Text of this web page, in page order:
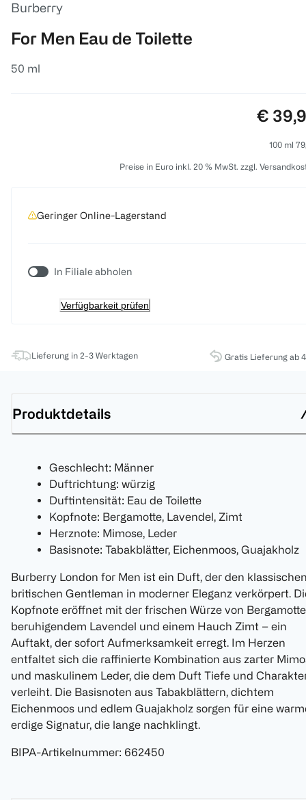
Burberry
For Men Eau de Toilette
50 ml
Preis:
€
100 ml
Preise in Euro inkl. 20 % MwSt. zzgl.
Geringer Online-Lagerstand
In Filiale abholen
Verfügbarkeit prüfen
Lieferung in 2-3 Werktagen Gratis Lieferung ab
Produktdetails
Geschlecht: Männer
Duftrichtung: würzig
Duftintensität: Eau de Toilette
Kopfnote: Bergamotte, Lavendel, Zimt
Herznote: Mimose, Leder
Basisnote: Tabakblätter, Eichenmoos, Guajakholz
Burberry London for Men ist ein Duft, der den
britischen Gentleman in moderner Eleganz verkörpert.
Kopfnote eröffnet mit der frischen Würze von
beruhigendem Lavendel und einem Hauch Zimt – ein
Auftakt, der sofort Aufmerksamkeit erregt. Im Herzen
entfaltet sich die raffinierte Kombination aus zarter
und maskulinem Leder, die dem Duft Tiefe und
verleiht. Die Basisnoten aus Tabakblättern, dichtem
Eichenmoos und edlem Guajakholz sorgen für eine
erdige Signatur, die lange nachklingt.
BIPA-Artikelnummer: 662450